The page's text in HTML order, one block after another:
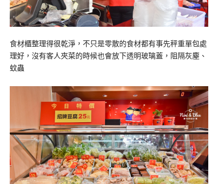
食材櫃整理得很乾淨，不只是零散的食材都有事先秤重單包處
理好，沒有客人夾菜的時候也會放下透明玻璃蓋，阻隔灰塵、
蚊蟲